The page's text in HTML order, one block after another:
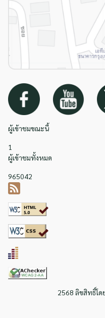
ผู้เข้าชมขณะนี้
1
ผู้เข้าชมทั้งหมด
965042
2568 ลิขสิทธิ์โด